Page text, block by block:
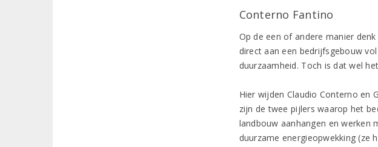
Conterno Fantino
Op de een of andere manier
direct aan een bedrijfsgebouw
duurzaamheid. Toch is dat wel
Hier wijden Claudio Conterno en
zijn de twee pijlers waarop het
landbouw aanhangen en werken
duurzame energieopwekking (ze